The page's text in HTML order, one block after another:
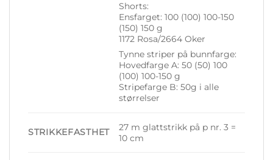
Shorts:
Ensfarget: 100 (100) 100-150
(150) 150 g
1172 Rosa/2664 Oker
Tynne striper på bunnfarge:
Hovedfarge A: 50 (50) 100
(100) 100-150 g
Stripefarge B: 50g i alle
størrelser
STRIKKEFASTHET
27 m glattstrikk på p nr. 3 =
10 cm